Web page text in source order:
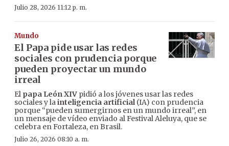
Julio 28, 2026 11:12 p. m.
Mundo
El Papa pide usar las redes
sociales con prudencia porque
pueden proyectar un mundo
irreal
El papa León XIV pidió a los jóvenes usar las redes
sociales y lainteligencia artificial(IA) con prudencia
porque “pueden sumergirnos en un mundo irreal”, en
un mensaje de vídeo enviado al Festival Aleluya, que se
celebra en Fortaleza, en Brasil.
Julio 26, 2026 08:10 a. m.